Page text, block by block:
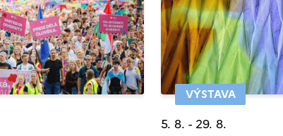
VÝSTAVA
5. 8. - 29. 8.